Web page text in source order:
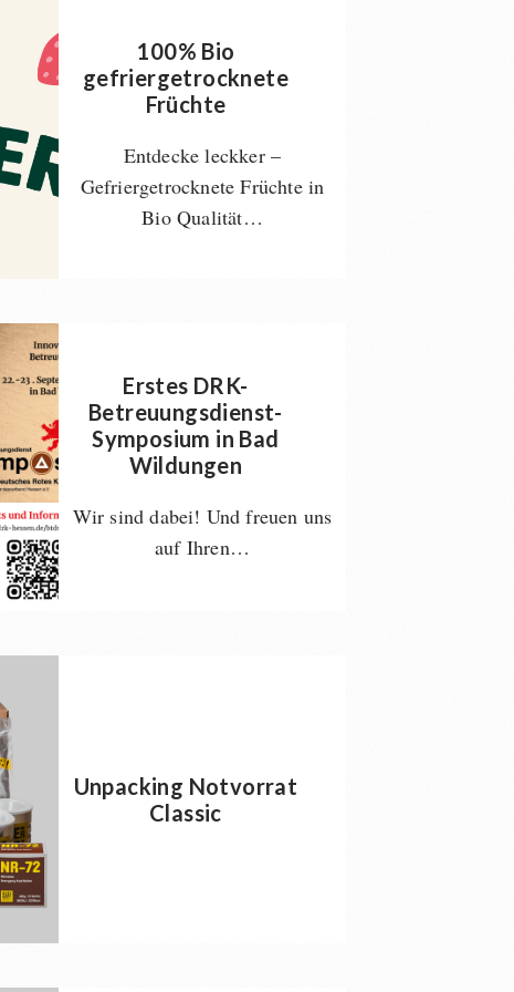
100% Bio
gefriergetrocknete
Früchte
Entdecke leckker –
Gefriergetrocknete Früchte in
Bio Qualität…
Erstes DRK-
Betreuungsdienst-
Symposium in Bad
Wildungen
Wir sind dabei! Und freuen uns
auf Ihren…
Unpacking Notvorrat
Classic